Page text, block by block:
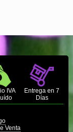
IVA
Entrega en 7
Días
Venta